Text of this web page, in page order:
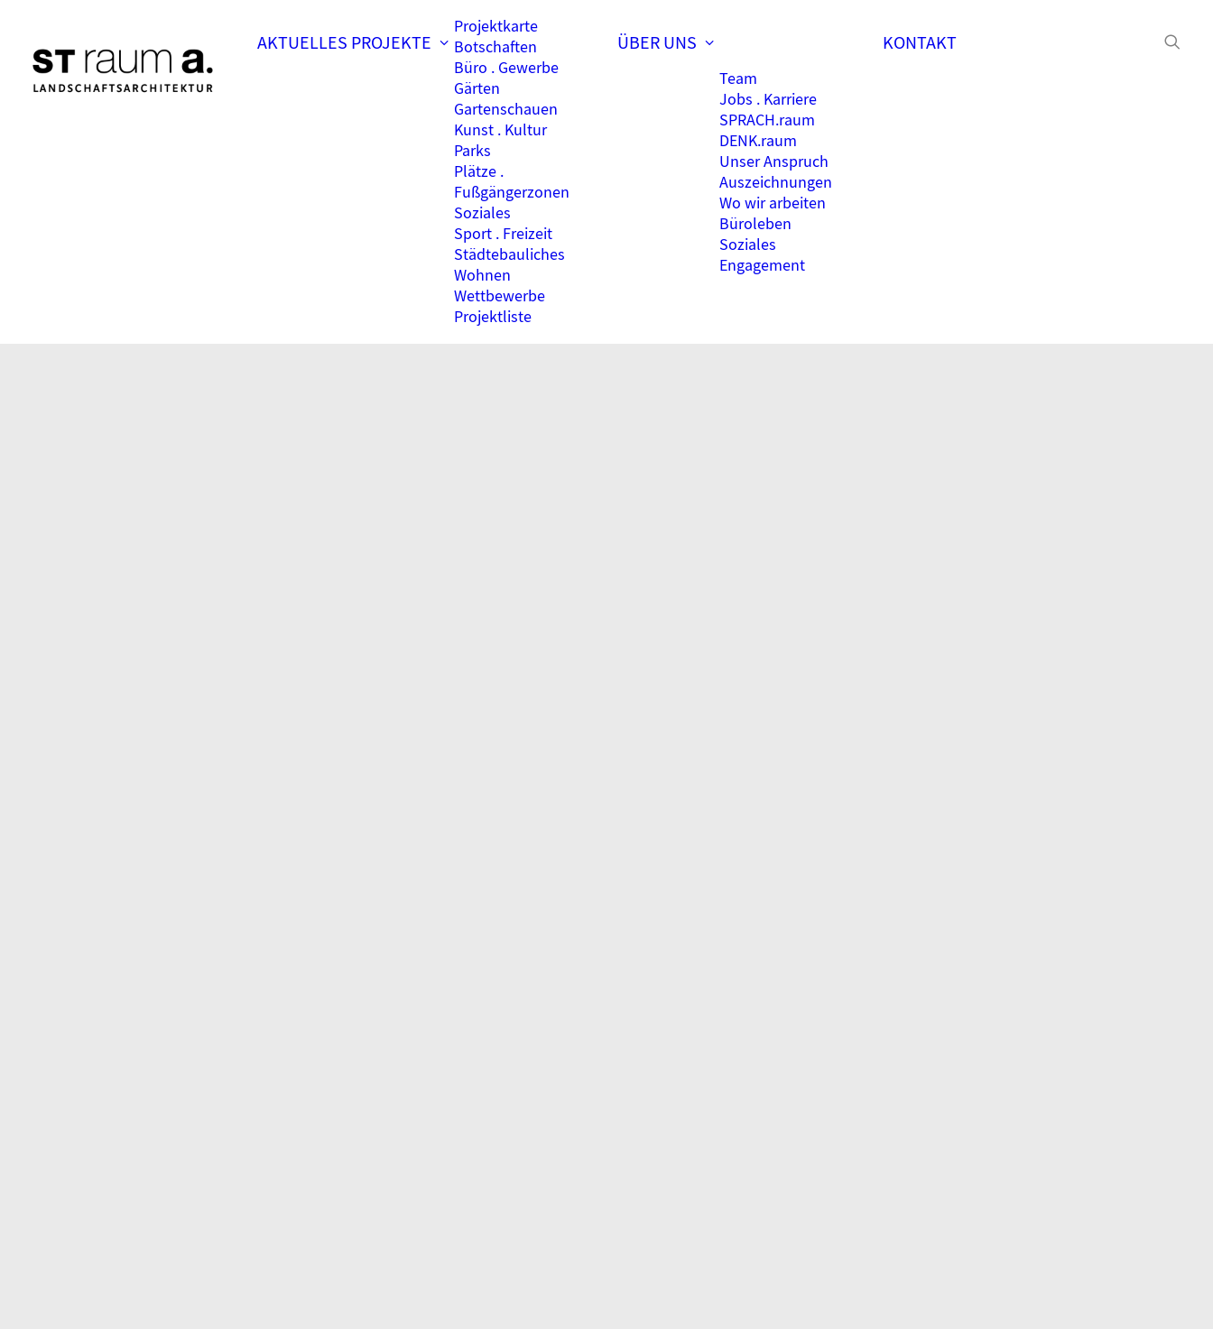
AKTUELLES PROJEKTE
Projektkarte
Botschaften
Büro . Gewerbe
Gärten
Gartenschauen
Kunst . Kultur
Parks
Plätze .
Fußgängerzonen
Soziales
Sport . Freizeit
Städtebauliches
Wohnen
Wettbewerbe
Projektliste
ÜBER UNS
Team
Jobs . Karriere
SPRACH.raum
DENK.raum
Unser Anspruch
Auszeichnungen
Wo wir arbeiten
Büroleben
Soziales
Engagement
KONTAKT